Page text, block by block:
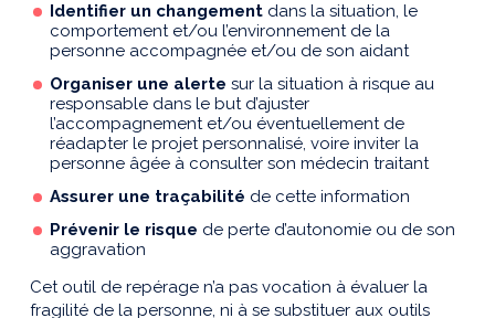
Identifier un changement dans la situation, le
comportement et/ou l’environnement de la
personne accompagnée et/ou de son aidant
Organiser une alerte sur la situation à risque au
responsable dans le but d’ajuster
l’accompagnement et/ou éventuellement de
réadapter le projet personnalisé, voire inviter la
personne âgée à consulter son médecin traitant
Assurer une traçabilité de cette information
Prévenir le risque de perte d’autonomie ou de son
aggravation
Cet outil de repérage n’a pas vocation à évaluer la
fragilité de la personne, ni à se substituer aux outils